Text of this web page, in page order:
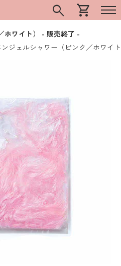
search shopping_cart
ホワイト） - 販売終了 -
ンジェルシャワー（ピンク／ホワイ